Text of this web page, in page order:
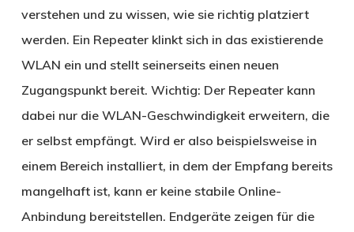
verstehen und zu wissen, wie sie richtig platziert
werden. Ein Repeater klinkt sich in das existierende
WLAN ein und stellt seinerseits einen neuen
Zugangspunkt bereit. Wichtig: Der Repeater kann
dabei nur die WLAN-Geschwindigkeit erweitern, die
er selbst empfängt. Wird er also beispielsweise in
einem Bereich installiert, in dem der Empfang bereits
mangelhaft ist, kann er keine stabile Online-
Anbindung bereitstellen. Endgeräte zeigen für die